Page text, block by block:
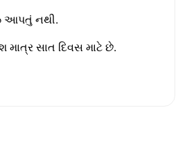
આપતું નથી.
સાત દિવસ માટે છે.